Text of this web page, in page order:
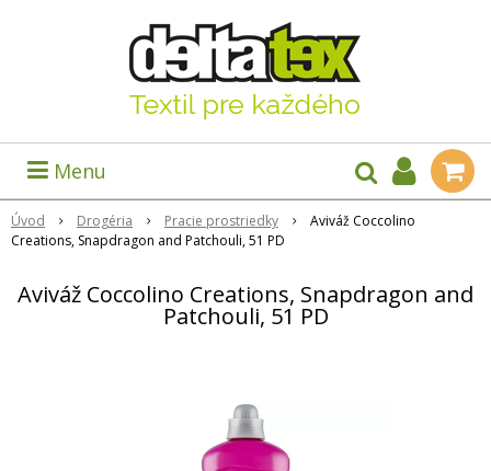
Menu
Úvod Drogéria Pracie prostriedky
Aviváž Coccolino
Creations, Snapdragon and Patchouli, 51 PD
Aviváž Coccolino Creations, Snapdragon and
Patchouli, 51 PD